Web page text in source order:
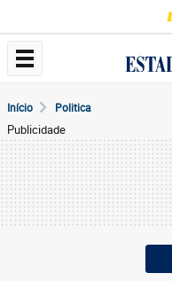
Início Politica
Publicidade